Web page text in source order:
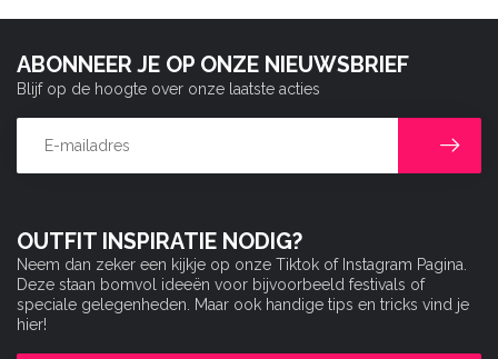
OUTFIT INSPIRATIE NODIG?
Neem dan zeker een kijkje op onze Tiktok of Instagram Pagina.
Deze staan bomvol ideeën voor bijvoorbeeld festivals of
speciale gelegenheden. Maar ook handige tips en tricks vind je
hier!
ABONNEER JE OP ONZE NIEUWSBRIEF
Blijf op de hoogte over onze laatste acties